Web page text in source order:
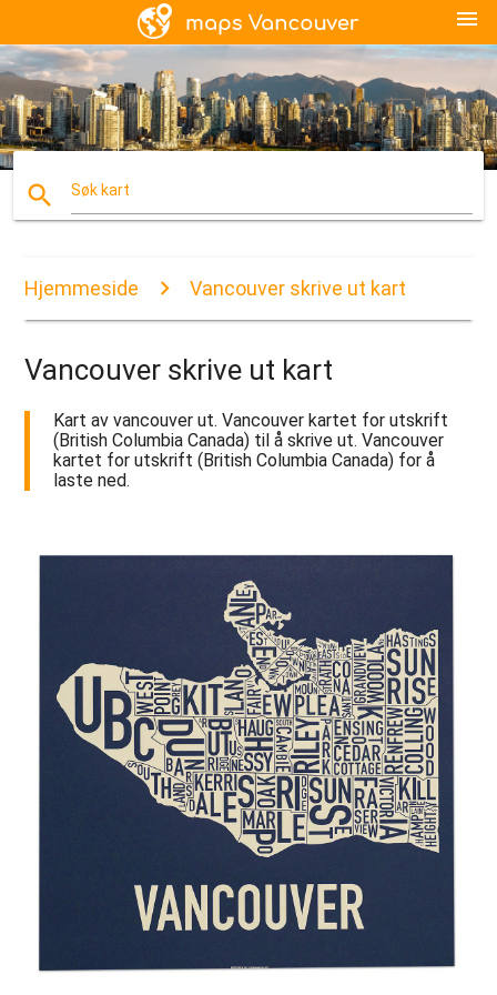
menu
search Søk kart
Hjemmeside Vancouver skrive ut kart
Vancouver skrive ut kart
Kart av vancouver ut. Vancouver kartet for utskrift
(British Columbia Canada) til å skrive ut. Vancouver
kartet for utskrift (British Columbia Canada) for å
laste ned.